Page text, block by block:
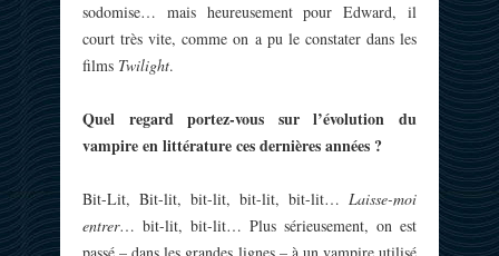
sodomise… mais heureusement pour Edward, il
court très vite, comme on a pu le constater dans les
films Twilight.
Quel regard portez-vous sur l’évolution du
vampire en littérature ces dernières années ?
Bit-Lit, Bit-lit, bit-lit, bit-lit, bit-lit… Laisse-moi
entrer… bit-lit, bit-lit… Plus sérieusement, on est